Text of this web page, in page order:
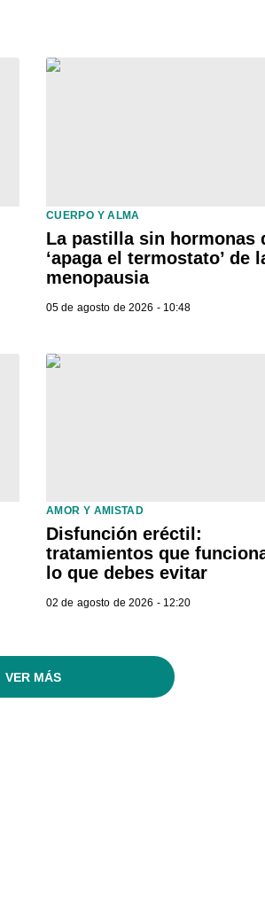
CUERPO Y ALMA
La pastilla sin hormonas
‘apaga el termostato’ de
menopausia
05 de agosto de 2026 - 10:48
AMOR Y AMISTAD
Disfunción eréctil:
tratamientos que
lo que debes evitar
02 de agosto de 2026 - 12:20
VER MÁS